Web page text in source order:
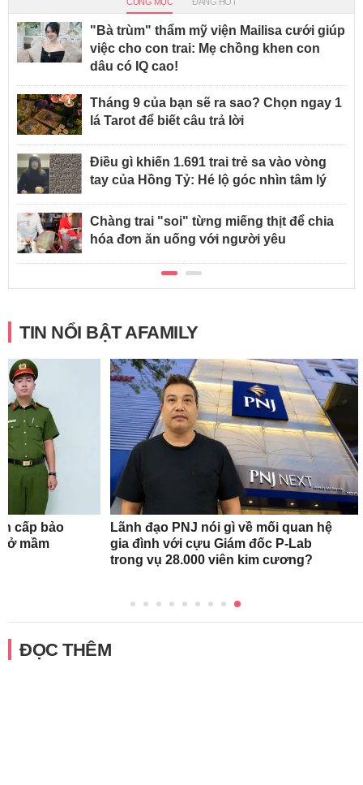
CÙNG MỤC ĐANG HOT
"Bà trùm" thẩm mỹ viện Mailisa cưới giúp
việc cho con trai: Mẹ chồng khen con
dâu có IQ cao!
Tháng 9 của bạn sẽ ra sao? Chọn ngay 1
lá Tarot để biết câu trả lời
Điều gì khiến 1.691 trai trẻ sa vào vòng
tay của Hồng Tỷ: Hé lộ góc nhìn tâm lý
Chàng trai "soi" từng miếng thịt để chia
hóa đơn ăn uống với người yêu
TIN NỔI BẬT AFAMILY
cấp bảo
mầm
Lãnh đạo PNJ nói gì về mối quan hệ
gia đình với cựu Giám đốc P-Lab
trong vụ 28.000 viên kim cương?
ĐỌC THÊM